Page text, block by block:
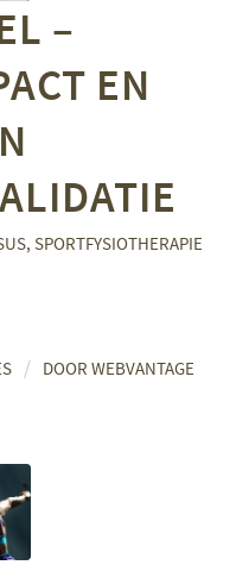
–
EN
, SPORTFYSIOTHERAPIE
/ DOOR WEBVANTAGE